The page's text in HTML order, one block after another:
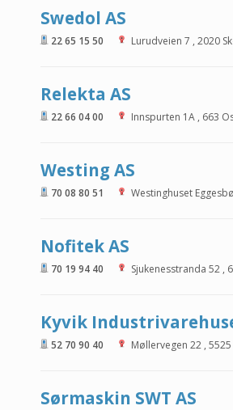
Swedol AS
22 65 15 50 Lurudveien 7 , 2020
Relekta AS
22 66 04 00 Innspurten 1A , 663
Westing AS
70 08 80 51 Westinghuset
Nofitek AS
70 19 94 40 Sjukenesstranda 52 ,
Kyvik
52 70 90 40 Møllervegen 22 , 5525
Sørmaskin SWT AS